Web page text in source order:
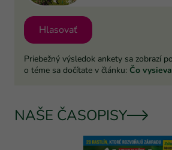
Hlasovať
Priebežný výsledok ankety sa zobrazí
o téme sa dočítate v článku: Čo
NAŠE ČASOPISY